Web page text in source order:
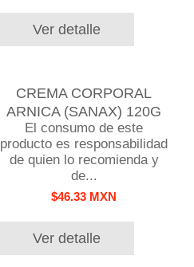
Ver detalle
CREMA CORPORAL
ARNICA (SANAX) 120G
El consumo de este
producto es responsabilidad
de quien lo recomienda y
de...
$46.33 MXN
Ver detalle